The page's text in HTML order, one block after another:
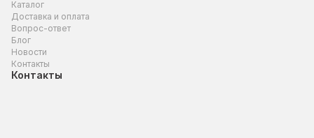
Каталог
Доставка и оплата
Вопрос-ответ
Блог
Новости
Контакты
Контакты